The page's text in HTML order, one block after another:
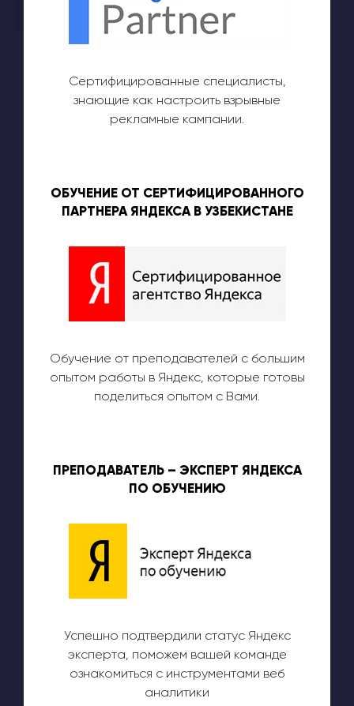
Сертифицированные специалисты,
знающие как настроить взрывные
рекламные кампании.
ОБУЧЕНИЕ ОТ СЕРТИФИЦИРОВАННОГО
ПАРТНЕРА ЯНДЕКСА В УЗБЕКИСТАНЕ
Обучение от преподавателей с большим
опытом работы в Яндекс, которые готовы
поделиться опытом с Вами.
ПРЕПОДАВАТЕЛЬ – ЭКСПЕРТ ЯНДЕКСА
ПО ОБУЧЕНИЮ
Успешно подтвердили статус Яндекс
эксперта, поможем вашей команде
ознакомиться с инструментами веб
аналитики